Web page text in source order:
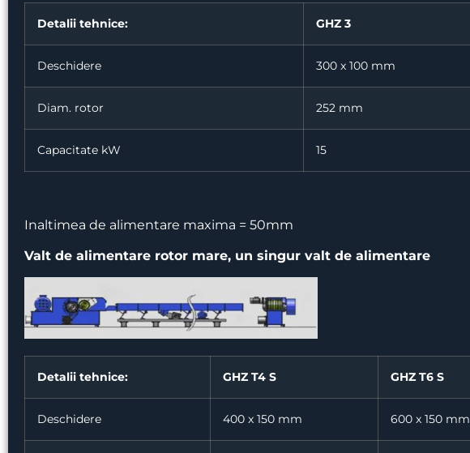
Detalii tehnice: GHZ 3
Deschidere 300 x 100 mm
Diam. rotor 252 mm
Capacitate kW 15
Inaltimea de alimentare maxima = 50mm
Valt de alimentare rotor mare, un singur valt de alimentare
Detalii tehnice: GHZ T4 S GHZ T6 S
Deschidere 400 x 150 mm 600 x 150 mm